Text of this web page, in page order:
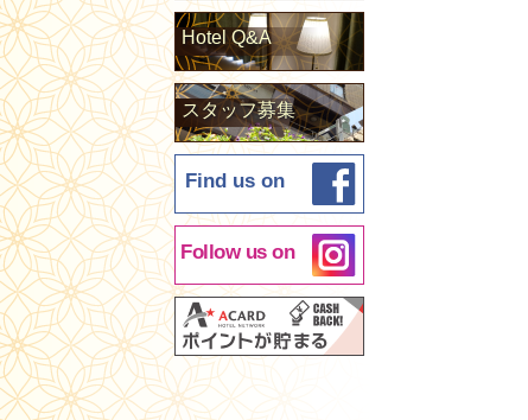
Hotel Q&A
スタッフ募集
Find us on
Follow us on